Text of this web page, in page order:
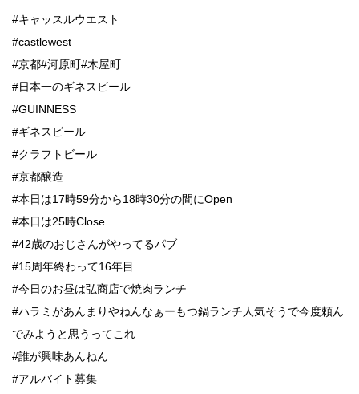
#キャッスルウエスト
#castlewest
#京都#河原町#木屋町
#日本一のギネスビール
#GUINNESS
#ギネスビール
#クラフトビール
#京都醸造
#本日は17時59分から18時30分の間にOpen
#本日は25時Close
#42歳のおじさんがやってるパブ
#15周年終わって16年目
#今日のお昼は弘商店で焼肉ランチ
#ハラミがあんまりやねんなぁーもつ鍋ランチ人気そうで今度頼ん
でみようと思うってこれ
#誰が興味あんねん
#アルバイト募集